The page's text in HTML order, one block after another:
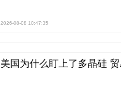
2026-08-08 10:47:35
美国为什么盯上了多晶硅